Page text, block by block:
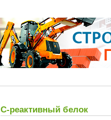
С-реактивный белок